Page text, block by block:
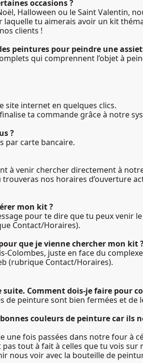
occasions ?
Halloween ou le Saint Valentin,
laquelle tu aimerais avoir un kit
clients !
peintures pour peindre une
qui comprennent l’objet à
site internet en quelques clics.
ta commande grâce à notre
?
par carte bancaire.
à venir chercher directement à
nos horaires d’ouverture
mon kit ?
pour te dire que tu peux venir
Contact/Horaires).
que je vienne chercher mon kit
Colombes, juste en face du
(rubrique Contact/Horaires).
suite. Comment dois-je faire pour
de peinture sont bien fermées et
bonnes couleurs de peinture car
une fois passées dans notre four à
tout à fait à celles que tu vois sur
nous voir avec la bouteille de